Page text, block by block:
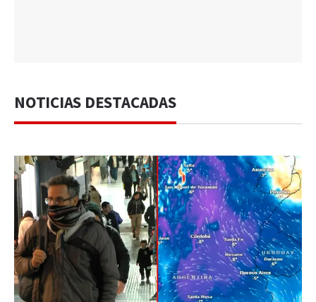
NOTICIAS DESTACADAS